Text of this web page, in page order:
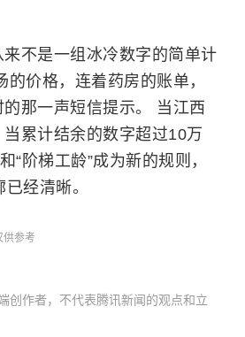
不是一组冰冷数字的简单计
价格，连着药房的账单，
那一声短信提示。 当江西
累计结余的数字超过10万
“阶梯工龄”成为新的规则，
经清晰。
供参考
创作者，不代表腾讯新闻的观点和立